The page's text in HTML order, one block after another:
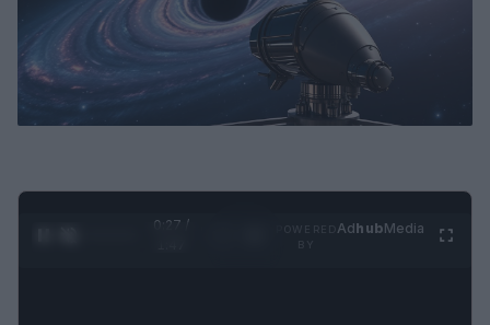
0:28 /
AdhubMedia